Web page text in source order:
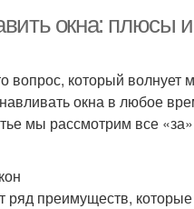
окна: плюсы
вопрос, который
окна в любое
мы рассмотрим все
ряд преимуществ,